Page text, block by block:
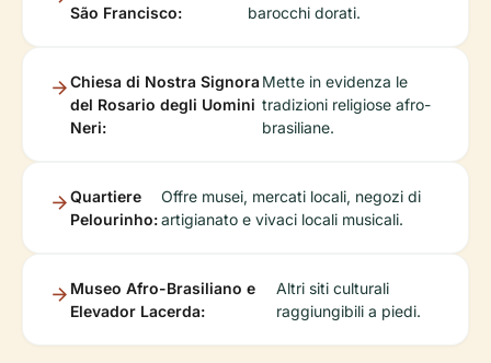
São Francisco:
barocchi dorati.
Chiesa di Nostra Signora
del Rosario degli Uomini
Neri:
Mette in evidenza le
tradizioni religiose afro-
brasiliane.
Quartiere
Pelourinho:
Offre musei, mercati locali, negozi di
artigianato e vivaci locali musicali.
Museo Afro-Brasiliano e
Elevador Lacerda:
Altri siti culturali
raggiungibili a piedi.